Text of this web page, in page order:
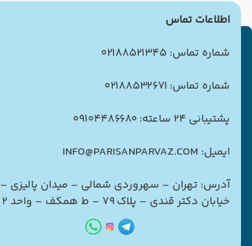
اطلاعات تماس
شماره تماس: 02188521345
شماره تماس: 02188532671
پشتیبانی 24 ساعته: 09104486680
ایمیل: INFO@PARISANPARVAZ.COM
آدرس: تهران – سهروردی شمالی – میدان پالیزی –
خیابان دکتر قندی – پلاک ۷۹ – ط همکف – واحد ۲